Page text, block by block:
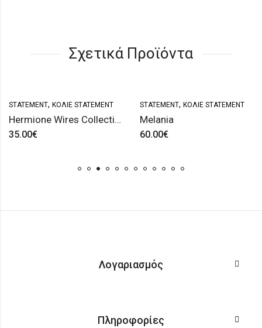
Σχετικά Προϊόντα
STATEMENT, ΚΟΛΙΈ STATEMENT
Hermione Wires Collection (II)
35.00€
STATEMENT, ΚΟΛΙΈ STATEMENT
Melania
60.00€
Λογαριασμός
Πληροφορίες